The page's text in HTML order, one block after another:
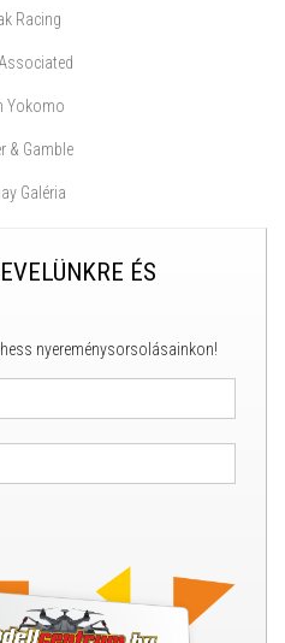
Racing
Yokomo
& Gamble
Galéria
ÉS
nyereménysorsolásainkon!